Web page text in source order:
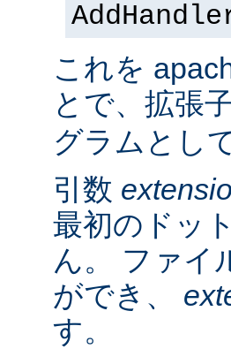
これを
とで、拡張
グラムとし
引数
最初のドッ
ん。 ファイ
ができ、
す。